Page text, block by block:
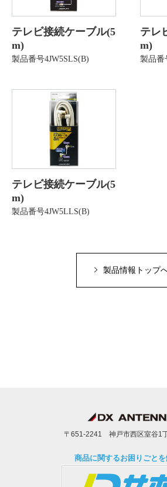
テレビ接続ケーブル(5
m)
製品番号4JW5SLS(B)
テレ
m)
製品番
テレビ接続ケーブル(5
m)
製品番号4JW5LLS(B)
製品情報トップ
〒651-2241 神戸市西区室谷1
商品に関するお困りごとを